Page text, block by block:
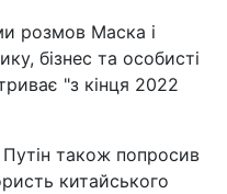
розмов Маска і
бізнес та особисті
"з кінця 2022
також попросив
китайського